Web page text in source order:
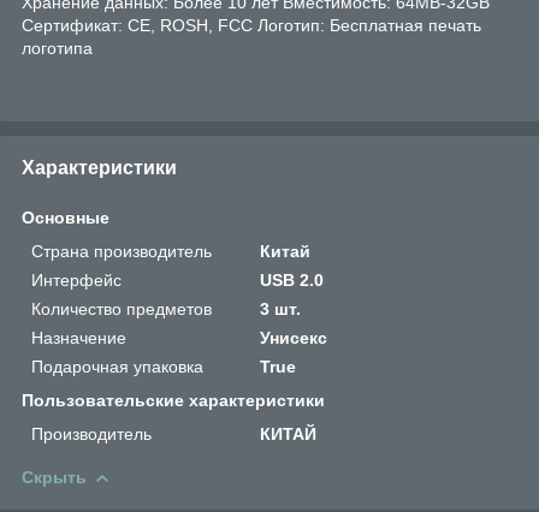
Сертификат: CE, ROSH, FCC Логотип: Бесплатная печать
логотипа
Характеристики
Основные
Страна производитель
Китай
Интерфейс
USB 2.0
Количество предметов
3 шт.
Назначение
Унисекс
Подарочная упаковка
True
Пользовательские характеристики
Производитель
КИТАЙ
Скрыть